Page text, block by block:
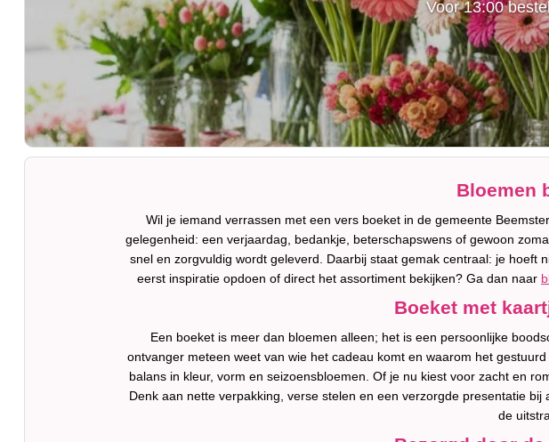
Voor 13:00
Bloemen
Wil je iemand verrassen met een vers boeket in de gemeente
gelegenheid: een verjaardag, bedankje, beterschapswens of gewoon
snel en zorgvuldig wordt geleverd. Daarbij staat gemak centraal: je
eerst inspiratie opdoen of direct het assortiment bekijken? Ga dan naar
Boeket met
Een boeket is meer dan bloemen alleen; het is een persoonlijke
ontvanger meteen weet van wie het cadeau komt en waarom het
balans in kleur, vorm en seizoensbloemen. Of je nu kiest voor zacht en
Denk aan nette verpakking, verse stelen en een verzorgde presentatie
de